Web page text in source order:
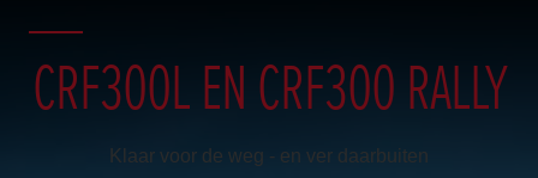
CRF300L EN CRF300 RALLY
Klaar voor de weg - en ver daarbuiten